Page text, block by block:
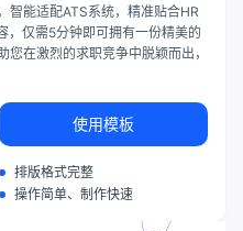
智能适配ATS系统，精准贴合HR
，仅需5分钟即可拥有一份精美的
在激烈的求职竞争中脱颖而出，
使用模板
排版格式完整
操作简单、制作快速